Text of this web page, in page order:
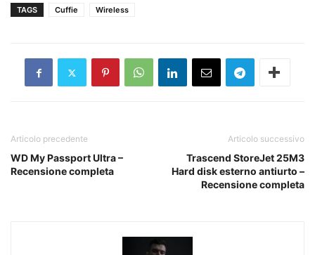
TAGS Cuffie Wireless
Articolo precedente
WD My Passport Ultra –
Recensione completa
Articolo successivo
Trascend StoreJet 25M3
Hard disk esterno antiurto –
Recensione completa